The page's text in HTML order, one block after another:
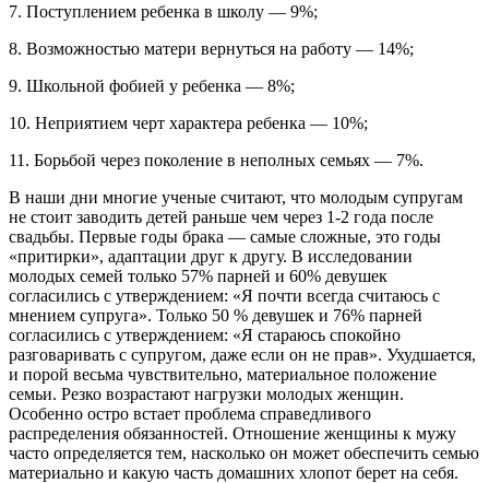
7. Поступлением ребенка в школу — 9%;
8. Возможностью матери вернуться на работу — 14%;
9. Школьной фобией у ребенка — 8%;
10. Неприятием черт характера ребенка — 10%;
11. Борьбой через поколение в неполных семьях — 7%.
В наши дни многие ученые считают, что молодым супругам
не стоит заводить детей раньше чем через 1-2 года после
свадьбы. Первые годы брака — самые сложные, это годы
«притирки», адаптации друг к другу. В исследовании
молодых семей только 57% парней и 60% девушек
согласились с утверждением: «Я почти всегда считаюсь с
мнением супруга». Только 50 % девушек и 76% парней
согласились с утверждением: «Я стараюсь спокойно
разговаривать с супругом, даже если он не прав». Ухудшается,
и порой весьма чувствительно, материальное положение
семьи. Резко возрастают нагрузки молодых женщин.
Особенно остро встает проблема справедливого
распределения обязанностей. Отношение женщины к мужу
часто определяется тем, насколько он может обеспечить семью
материально и какую часть домашних хлопот берет на себя.